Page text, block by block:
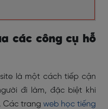
các công cụ hỗ
là một cách tiếp cận
đi làm, đặc biệt khi
Các trang web học tiếng